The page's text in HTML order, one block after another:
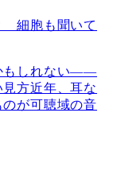
細胞も聞いて
もしれない――
方近年、耳な
が可聴域の音